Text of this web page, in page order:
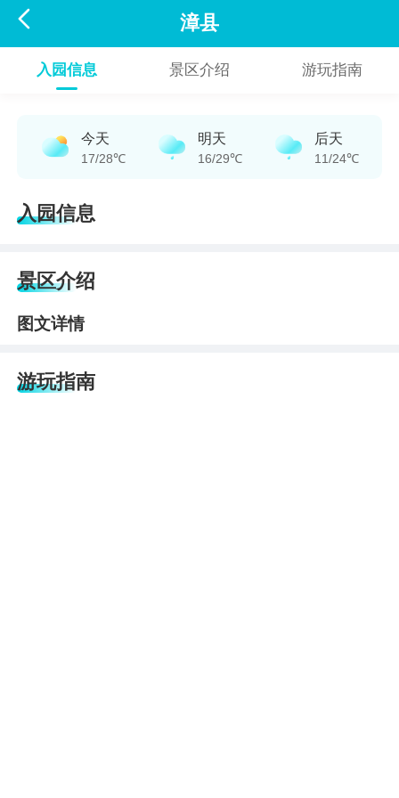
 漳县
入园信息 景区介绍 游玩指南
今天
17/28℃
明天
16/29℃
后天
11/24℃
入园信息
景区介绍
图文详情
游玩指南